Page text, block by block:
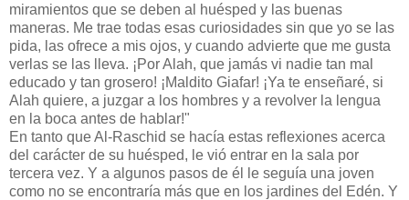
miramientos que se deben al huésped y las buenas
maneras. Me trae todas esas curiosidades sin que yo se las
pida, las ofrece a mis ojos, y cuando advierte que me gusta
verlas se las lleva. ¡Por Alah, que jamás vi nadie tan mal
educado y tan grosero! ¡Maldito Giafar! ¡Ya te enseñaré, si
Alah quiere, a juzgar a los hombres y a revolver la lengua
en la boca antes de hablar!"
En tanto que Al-Raschid se hacía estas reflexiones acerca
del carácter de su huésped, le vió entrar en la sala por
tercera vez. Y a algunos pasos de él le seguía una joven
como no se encontraría más que en los jardines del Edén. Y